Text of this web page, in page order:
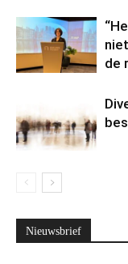
de
Nieuwsbrief